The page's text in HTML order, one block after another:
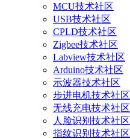
MCU技术社区
USB技术社区
CPLD技术社区
Zigbee技术社区
Labview技术社区
Arduino技术社区
示波器技术社区
步进电机技术社区
无线充电技术社区
人脸识别技术社区
指纹识别技术社区